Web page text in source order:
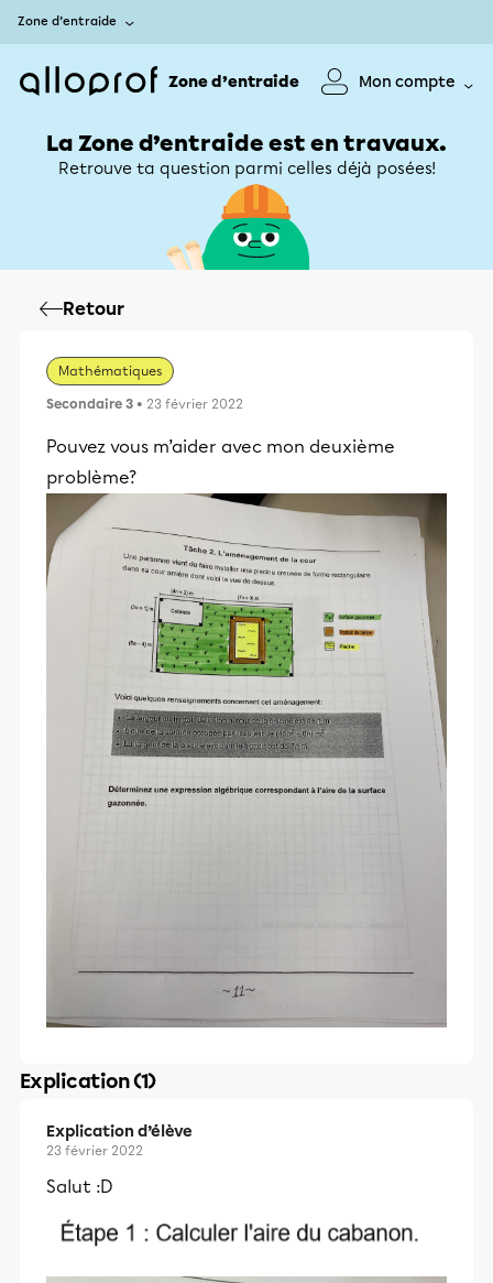
Zone d’entraide
Zone d’entraide Mon compte
La Zone d’entraide est en travaux.
Retrouve ta question parmi celles déjà posées!
Retour
Mathématiques
Secondaire 3 • 23 février 2022
Pouvez vous m’aider avec mon deuxième
problème?
Explication (1)
Explication d’élève
23 février 2022
Salut :D